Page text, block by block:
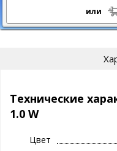
или
Технические
1.0 W
Цвет